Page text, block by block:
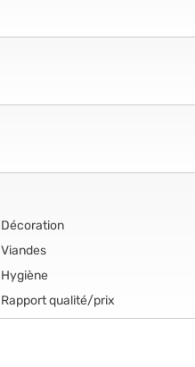
Décoration
Viandes
Hygiène
Rapport qualité/prix